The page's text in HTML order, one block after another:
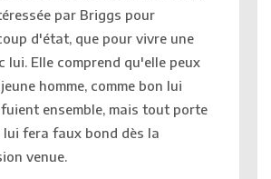
par Briggs pour
d'état, que pour vivre une
lui. Elle comprend qu'elle peux
homme, comme bon lui
ensemble, mais tout porte
fera faux bond dès la
venue.